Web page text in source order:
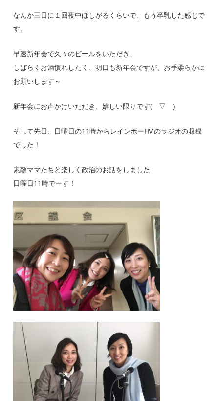
なんか三日に１回夜中ほしがるくらいで、もう卒乳した感じで
す。
早速新年会で久々のビールをいただき、
しばらくお酒慣れしたく、明日も新年会ですが、お手柔らかに
お願いします～
新年会にお声かけいただき、嬉しい限りです(゚▽゚)
そして先日、日曜日の11時からレインボーFMのラジオの収録
でした！
素敵ママたちと楽しく政治のお話をしました
日曜日11時でーす！